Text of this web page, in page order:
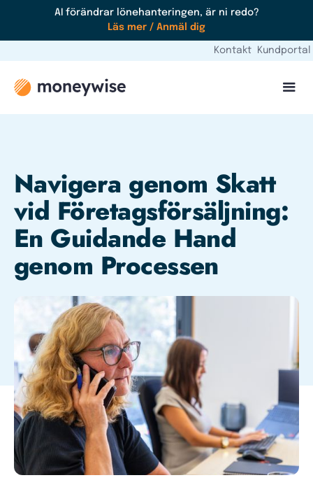
AI förändrar lönehanteringen, är ni redo?
Läs mer / Anmäl dig
Kontakt Kundportal
Navigera genom Skatt
vid Företagsförsäljning:
En Guidande Hand
genom Processen